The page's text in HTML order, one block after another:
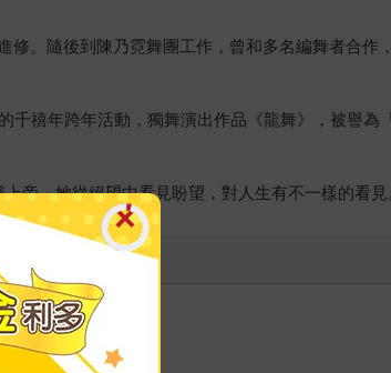
。隨後到陳乃霓舞團工作，曾和多名編舞者合作
禧年跨年活動，獨舞演出作品《龍舞》，被譽為
帝，她從絕望中看見盼望，對人生有不一樣的看見